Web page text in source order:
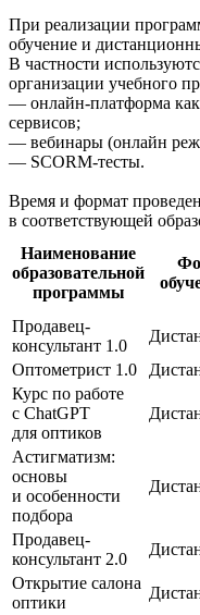
При реализации
обучение и
В частности
организации учебного
— онлайн-платформа как
сервисов;
— вебинары (онлайн
— SCORM-тесты.
Время и формат
в соответствующей
Наименование
образовательной
программы
Продавец-
консультант 1.0
Оптометрист 1.0
Курс по работе
с ChatGPT
для оптиков
Астигматизм:
основы
и особенности
подбора
Продавец-
консультант 2.0
Открытие салона
оптики